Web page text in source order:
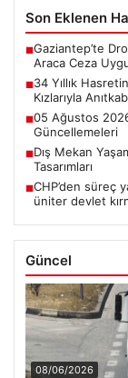
Son Eklenen
■Gaziantep’te
Araca Ceza
■34 Yıllık
Kızlarıyla
■05 Ağustos
Güncellemeleri
■Dış Mekan
Tasarımları
■CHP’den süreç
üniter devlet
Güncel
08/06/2026